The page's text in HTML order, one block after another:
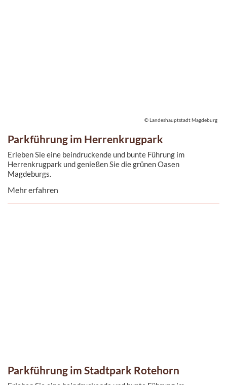
Parkführung im Herrenkrugpark
Erleben Sie eine beindruckende und bunte Führung im
Herrenkrugpark und genießen Sie die grünen Oasen
Magdeburgs.
Mehr erfahren
© Landeshauptstadt Magdeburg
Parkführung im Stadtpark Rotehorn